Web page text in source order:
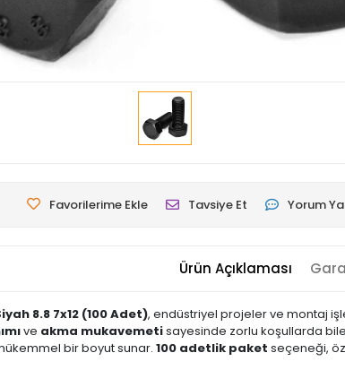
Favorilerime Ekle Tavsiye Et Yorum
Ürün Açıklaması
8.8 7x12 (100 Adet), endüstriyel projeler ve montaj
ve akma mukavemetisayesinde zorlu koşullarda
bir boyut sunar. 100 adetlik paket seçeneği,